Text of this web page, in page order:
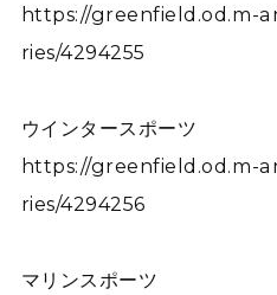
https://greenfield.od.m-
ries/4294255
ウインタースポーツ
https://greenfield.od.m-
ries/4294256
マリンスポーツ